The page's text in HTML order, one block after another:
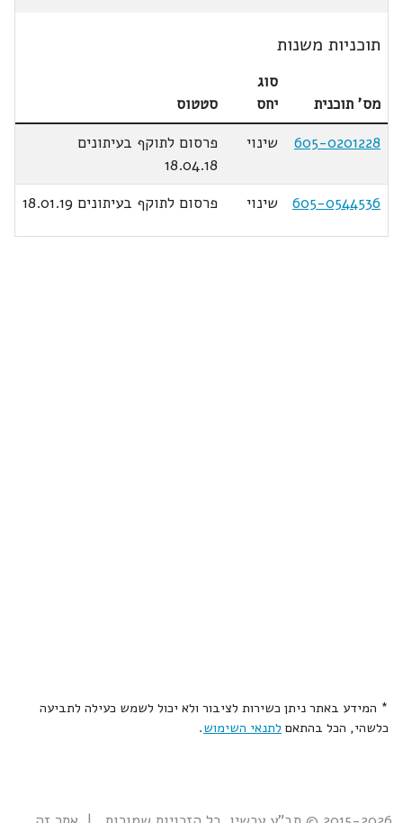
תוכניות משנות
מס' תוכנית
סוג
יחס
סטטוס
605-0201228
שינוי
פרסום לתוקף בעיתונים
18.04.18
605-0544536
שינוי פרסום לתוקף בעיתונים 18.01.19
* המידע באתר ניתן כשירות לציבור ולא יכול לשמש כעילה לתביעה
כלשהי, הכל בהתאם לתנאי השימוש.